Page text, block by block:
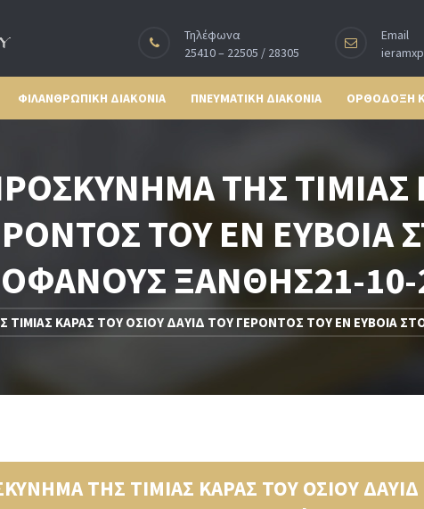
Τηλέφωνα
25410 – 22505 / 28305
Email
ΦΙΛΑΝΘΡΩΠΙΚΗ ΔΙΑΚΟΝΙΑ ΠΝΕΥΜΑΤΙΚΗ ΔΙΑΚΟΝΙΑ ΟΡΘΟΔΟΞΗ
ΤΗΣ ΤΙΜΙΑΣ
ΤΟΥ ΕΝ ΕΥΒΟΙΑ
ΞΑΝΘΗΣ21-10-
ΚΑΡΑΣ ΤΟΥ ΟΣΙΟΥ ΔΑΥΙΔ ΤΟΥ ΓΕΡΟΝΤΟΣ ΤΟΥ ΕΝ ΕΥΒΟΙΑ
ΤΗΣ ΤΙΜΙΑΣ ΚΑΡΑΣ ΤΟΥ ΟΣΙΟΥ ΔΑΥΙΔ